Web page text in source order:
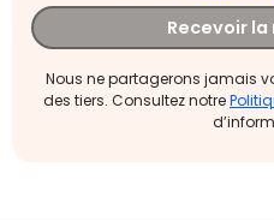
Recevoir
Nous ne partagerons jamais
des tiers. Consultez notre